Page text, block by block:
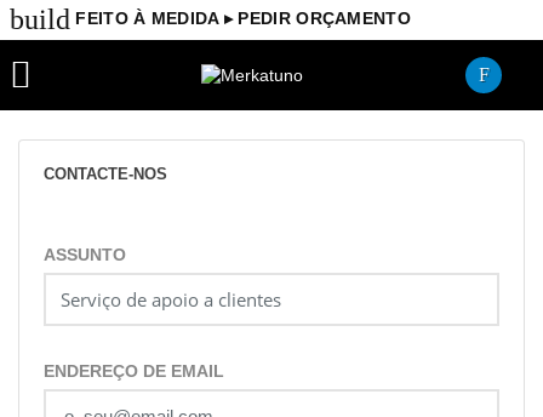
build FEITO À MEDIDA ▸ PEDIR ORÇAMENTO

CONTACTE-NOS
ASSUNTO
ENDEREÇO DE EMAIL